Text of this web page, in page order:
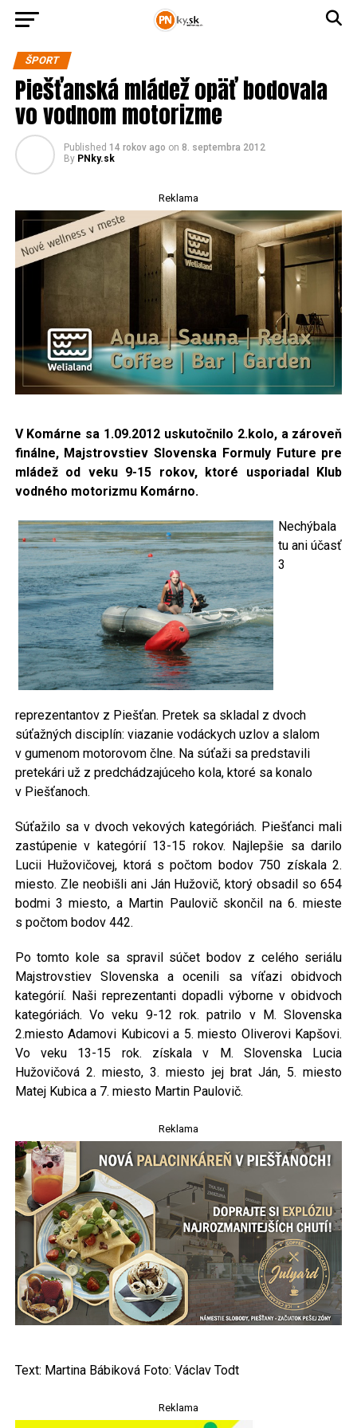
ŠPORT
Piešťanská mládež opäť bodovala
vo vodnom motorizme
Published 14 rokov ago on 8. septembra 2012
By PNky.sk
Reklama
V Komárne sa 1.09.2012 uskutočnilo 2.kolo, a zároveň
finálne, Majstrovstiev Slovenska Formuly Future pre
mládež od veku 9-15 rokov, ktoré usporiadal Klub
vodného motorizmu Komárno.
Nechýbala
tu ani účasť
3
reprezentantov z Piešťan. Pretek sa skladal z dvoch
súťažných disciplín: viazanie vodáckych uzlov a slalom
v gumenom motorovom člne. Na súťaži sa predstavili
pretekári už z predchádzajúceho kola, ktoré sa konalo
v Piešťanoch.
Súťažilo sa v dvoch vekových kategóriách. Piešťanci mali
zastúpenie v kategórií 13-15 rokov. Najlepšie sa darilo
Lucii Hužovičovej, ktorá s počtom bodov 750 získala 2.
miesto. Zle neobišli ani Ján Hužovič, ktorý obsadil so 654
bodmi 3 miesto, a Martin Paulovič skončil na 6. mieste
s počtom bodov 442.
Po tomto kole sa spravil súčet bodov z celého seriálu
Majstrovstiev Slovenska a ocenili sa víťazi obidvoch
kategórií. Naši reprezentanti dopadli výborne v obidvoch
kategóriách. Vo veku 9-12 rok. patrilo v M. Slovenska
2.miesto Adamovi Kubicovi a 5. miesto Oliverovi Kapšovi.
Vo veku 13-15 rok. získala v M. Slovenska Lucia
Hužovičová 2. miesto, 3. miesto jej brat Ján, 5. miesto
Matej Kubica a 7. miesto Martin Paulovič.
Reklama
Text: Martina Bábiková Foto: Václav Todt
Reklama